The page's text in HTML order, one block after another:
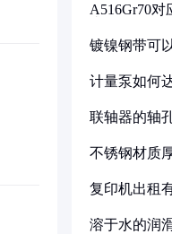
A516Gr70
镀镍钢带可
计量泵如何
联轴器的轴
不锈钢材质
复印机出租
溶于水的润